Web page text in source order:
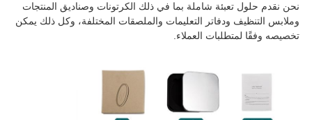
نحن نقدم حلول تعبئة شاملة بما في ذلك الكرتونات وصناديق المنتجات
وملابس التنظيف ودفاتر التعليمات والملصقات المختلفة، وكل ذلك يمكن
تخصيصه وفقًا لمتطلبات العملاء.